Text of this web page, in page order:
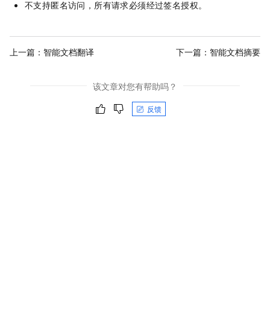
不支持匿名访问，所有请求必须经过签名授权。
上一篇： 智能文档翻译 下一篇： 智能文档摘要
该文章对您有帮助吗？
反馈